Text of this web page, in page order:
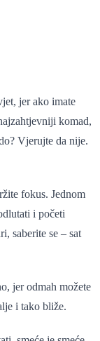
jer ako imate
komad,
Vjerujte da nije.
fokus. Jednom
i početi
saberite se – sat
jer odmah možete
i tako bliže.